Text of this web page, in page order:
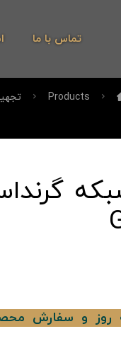
تماس با ما
Products
روز و سفارش